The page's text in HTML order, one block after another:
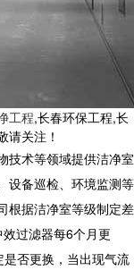
工程,长春环保工程,长
请关注！
技术等领域提供洁净室
设备巡检、环境监测等
根据洁净室等级制定差
过滤器每6个月更
否更换，当出现气流